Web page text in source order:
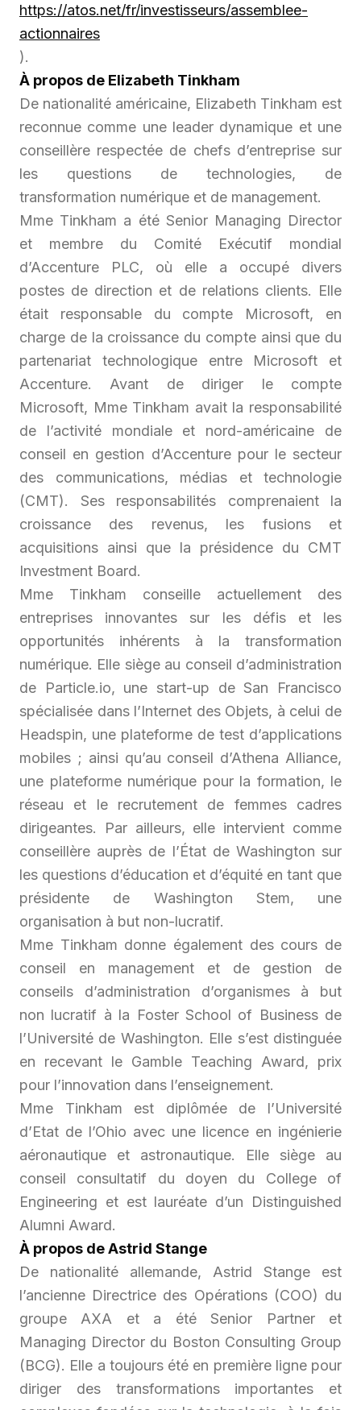
https://atos.net/fr/investisseurs/assemblee-
actionnaires
).
À propos de Elizabeth Tinkham
De nationalité américaine, Elizabeth Tinkham est
reconnue comme une leader dynamique et une
conseillère respectée de chefs d’entreprise sur
les questions de technologies, de
transformation numérique et de management.
Mme Tinkham a été Senior Managing Director
et membre du Comité Exécutif mondial
d’Accenture PLC, où elle a occupé divers
postes de direction et de relations clients. Elle
était responsable du compte Microsoft, en
charge de la croissance du compte ainsi que du
partenariat technologique entre Microsoft et
Accenture. Avant de diriger le compte
Microsoft, Mme Tinkham avait la responsabilité
de l’activité mondiale et nord-américaine de
conseil en gestion d’Accenture pour le secteur
des communications, médias et technologie
(CMT). Ses responsabilités comprenaient la
croissance des revenus, les fusions et
acquisitions ainsi que la présidence du CMT
Investment Board.
Mme Tinkham conseille actuellement des
entreprises innovantes sur les défis et les
opportunités inhérents à la transformation
numérique. Elle siège au conseil d’administration
de Particle.io, une start-up de San Francisco
spécialisée dans l’Internet des Objets, à celui de
Headspin, une plateforme de test d’applications
mobiles ; ainsi qu’au conseil d’Athena Alliance,
une plateforme numérique pour la formation, le
réseau et le recrutement de femmes cadres
dirigeantes. Par ailleurs, elle intervient comme
conseillère auprès de l’État de Washington sur
les questions d’éducation et d’équité en tant que
présidente de Washington Stem, une
organisation à but non-lucratif.
Mme Tinkham donne également des cours de
conseil en management et de gestion de
conseils d’administration d’organismes à but
non lucratif à la Foster School of Business de
l’Université de Washington. Elle s’est distinguée
en recevant le Gamble Teaching Award, prix
pour l’innovation dans l’enseignement.
Mme Tinkham est diplômée de l’Université
d’Etat de l’Ohio avec une licence en ingénierie
aéronautique et astronautique. Elle siège au
conseil consultatif du doyen du College of
Engineering et est lauréate d’un Distinguished
Alumni Award.
À propos de Astrid Stange
De nationalité allemande, Astrid Stange est
l’ancienne Directrice des Opérations (COO) du
groupe AXA et a été Senior Partner et
Managing Director du Boston Consulting Group
(BCG). Elle a toujours été en première ligne pour
diriger des transformations importantes et